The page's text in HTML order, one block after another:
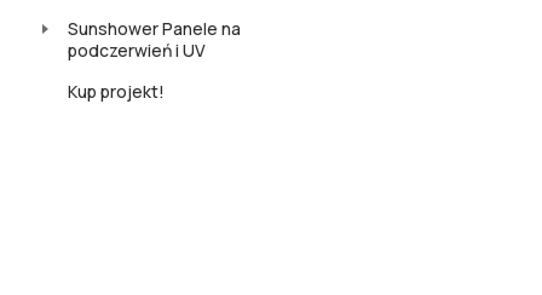
Sunshower Panele na
podczerwień i UV
Kup projekt!